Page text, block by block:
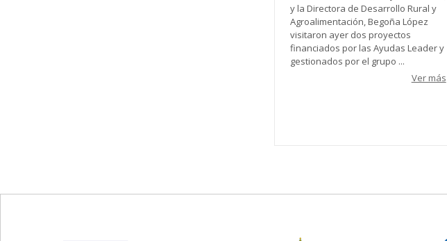
y la Directora de Desarrollo Rural y
Agroalimentación, Begoña López
visitaron ayer dos proyectos
financiados por las Ayudas Leader y
gestionados por el grupo ...
Ver más